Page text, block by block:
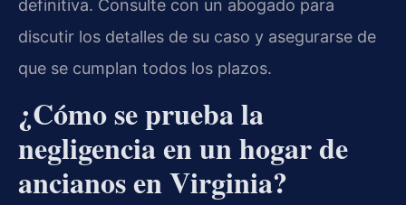
definitiva. Consulte con un abogado para
discutir los detalles de su caso y asegurarse de
que se cumplan todos los plazos.
¿Cómo se prueba la
negligencia en un hogar de
ancianos en Virginia?